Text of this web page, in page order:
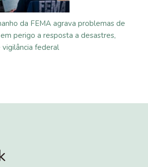
da FEMA agrava problemas de
perigo a resposta a desastres,
federal